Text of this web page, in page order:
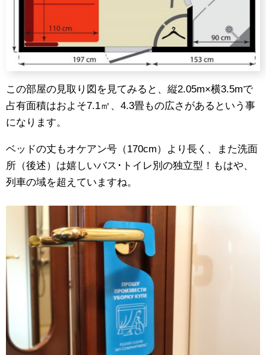
この部屋の見取り図を見てみると、縦2.05m×横3.5mで
占有面積はおよそ7.1㎡、4.3畳もの広さがあるという事
になります。
ベッドの丈もオケアン号（170cm）より長く、また洗面
所（後述）は嬉しいバス･トイレ別の独立型！もはや、
列車の域を超えていますね。